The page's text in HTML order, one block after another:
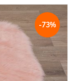
-73%